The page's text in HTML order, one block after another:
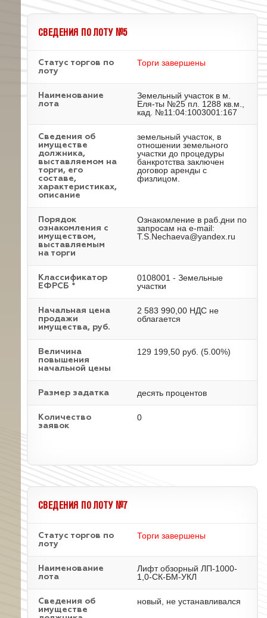
СВЕДЕНИЯ ПО ЛОТУ №5
Статус торгов по
лоту
Торги завершены
Наименование
лота
Земельный участок в м.
Еля-ты №25 пл. 1288 кв.м.,
кад. №11:04:1003001:167
Cведения об
имуществе
должника,
выставляемом на
торги, его
составе,
характеристиках,
описание
земельный участок, в
отношении земельного
участки до процедуры
банкротства заключен
договор аренды с
физлицом.
Порядок
ознакомления с
имуществом,
выставляемым
на торги
Ознакомление в раб.дни по
запросам на e-mail:
T.S.Nechaeva@yandex.ru
Классификатор
ЕФРСБ *
0108001 - Земельные
участки
Начальная цена
продажи
имущества, руб.
2 583 990,00 НДС не
облагается
Величина
повышения
начальной цены
129 199,50 руб. (5.00%)
Размер задатка десять процентов
Количество
заявок
0
СВЕДЕНИЯ ПО ЛОТУ №7
Статус торгов по
лоту
Торги завершены
Наименование
лота
Лифт обзорный ЛП-1000-
1,0-СК-БМ-УКЛ
Cведения об
имуществе
новый, не устанавливался